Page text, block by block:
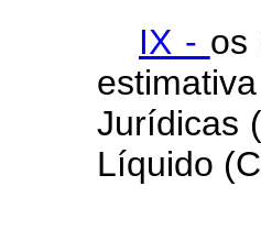
IX - os
Jurídicas
Líquido